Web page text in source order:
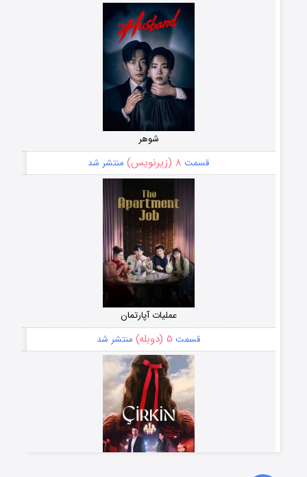
شوهر
قسمت ۸ (زیرنویس) منتشر شد
عملیات آپارتمان
قسمت ۵ (دوبله) منتشر شد